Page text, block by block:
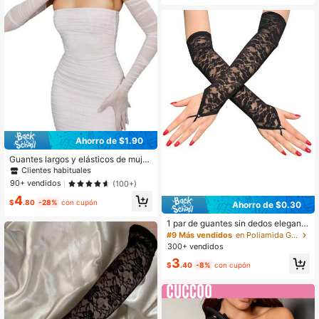
Ahorro de $1.90
Guantes largos y elásticos de mujer
de malla y tul transparente con plie
gues, disfraz para fiesta, ópera, bail
e de los años 20, Halloween, Navid
ad, boda, verano
Clientes habituales
90+ vendidos
(100+)
$4.80 -28% con cupón
Ahorro de $0.30
1 par de guantes sin dedos elegante
s de poliéster transparente con esta
mpado floral ditsy y cristales, transp
stas y todas las estaciones
#9 Más vendidos
en Poliamida Guantes de mujer
300+ vendidos
$3.40 -8% con cupón